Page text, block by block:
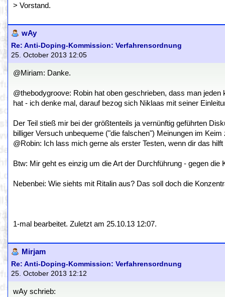
> Vorstand.
wAy
Re: Anti-Doping-Kommission: Verfahrensordnung
25. October 2013 12:05
@Miriam: Danke.
@thebodygroove: Robin hat oben geschrieben, dass man
hat - ich denke mal, darauf bezog sich Niklaas mit seiner
Der Teil stieß mir bei der größtenteils ja vernünftig geführten
billiger Versuch unbequeme ("die falschen") Meinungen im
@Robin: Ich lass mich gerne als erster Testen, wenn dir das
Btw: Mir geht es einzig um die Art der Durchführung - gegen die
Nebenbei: Wie siehts mit Ritalin aus? Das soll doch die
1-mal bearbeitet. Zuletzt am 25.10.13 12:07.
Mirjam
Re: Anti-Doping-Kommission: Verfahrensordnung
25. October 2013 12:12
wAy schrieb: